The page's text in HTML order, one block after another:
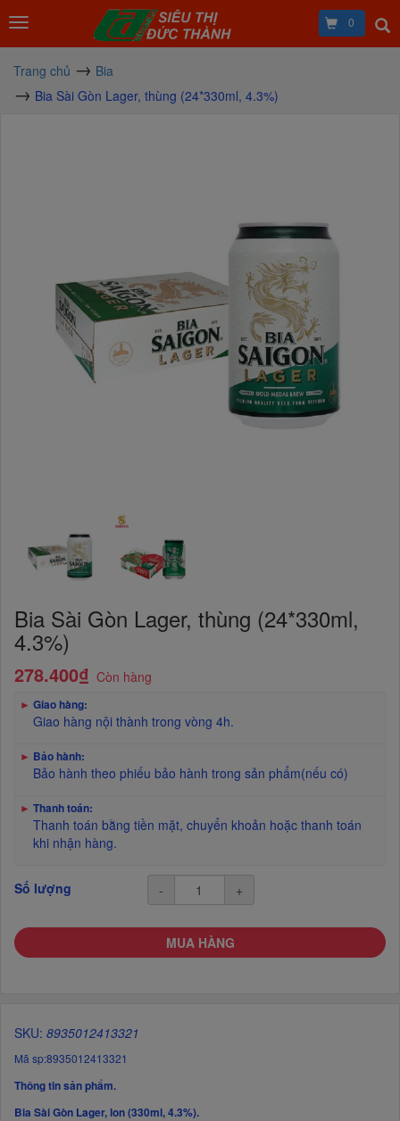
0
Trang chủ
Bia
Bia Sài Gòn Lager, thùng (24*330ml, 4.3%)
Bia Sài Gòn Lager, thùng (24*330ml,
4.3%)
278.400₫ Còn hàng
► Giao hàng:
Giao hàng nội thành trong vòng 4h.
► Bảo hành:
Bảo hành theo phiếu bảo hành trong sản phẩm(nếu có)
► Thanh toán:
Thanh toán bằng tiền mặt, chuyển khoản hoặc thanh toán
khi nhận hàng.
Số lượng - +
MUA HÀNG
SKU: 8935012413321
Mã sp:8935012413321
Thông tin sản phẩm.
Bia Sài Gòn Lager, lon (330ml, 4.3%).